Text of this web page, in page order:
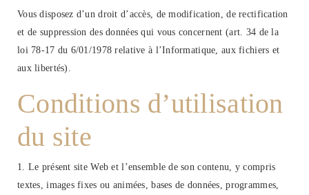
Vous disposez d’un droit d’accès, de modification, de rectification
et de suppression des données qui vous concernent (art. 34 de la
loi 78-17 du 6/01/1978 relative à l’Informatique, aux fichiers et
aux libertés).
Conditions d’utilisation
du site
1. Le présent site Web et l’ensemble de son contenu, y compris
textes, images fixes ou animées, bases de données, programmes,